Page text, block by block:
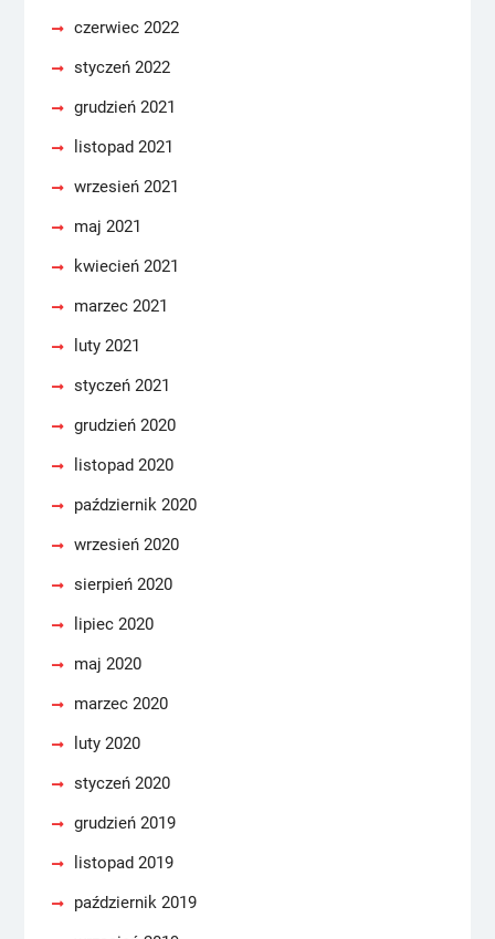
czerwiec 2022
styczeń 2022
grudzień 2021
listopad 2021
wrzesień 2021
maj 2021
kwiecień 2021
marzec 2021
luty 2021
styczeń 2021
grudzień 2020
listopad 2020
październik 2020
wrzesień 2020
sierpień 2020
lipiec 2020
maj 2020
marzec 2020
luty 2020
styczeń 2020
grudzień 2019
listopad 2019
październik 2019